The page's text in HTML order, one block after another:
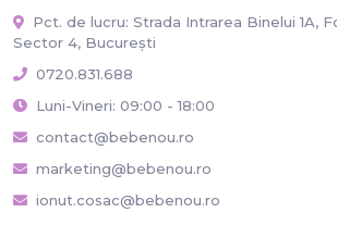
Pct. de lucru: Strada Intrarea Binelui 1A,
Sector 4, București
0720.831.688
Luni-Vineri: 09:00 - 18:00
contact@bebenou.ro
marketing@bebenou.ro
ionut.cosac@bebenou.ro